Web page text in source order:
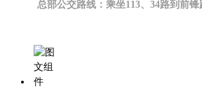
总部公交路线：乘坐113、34路到前